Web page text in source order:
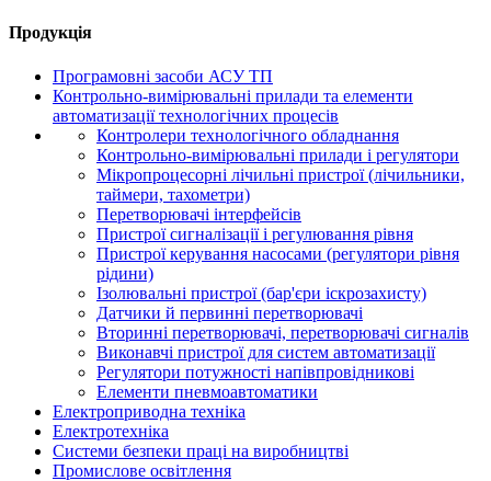
Продукція
Програмовні засоби АСУ ТП
Контрольно-вимірювальні прилади та елементи
автоматизації технологічних процесів
Контролери технологічного обладнання
Контрольно-вимірювальні прилади і регулятори
Мікропроцесорні лічильні пристрої (лічильники,
таймери, тахометри)
Перетворювачі інтерфейсів
Пристрої сигналізації і регулювання рівня
Пристрої керування насосами (регулятори рівня
рідини)
Ізолювальні пристрої (бар'єри іскрозахисту)
Датчики й первинні перетворювачі
Вторинні перетворювачі, перетворювачі сигналів
Виконавчі пристрої для систем автоматизації
Регулятори потужності напівпровідникові
Елементи пневмоавтоматики
Електроприводна техніка
Електротехніка
Системи безпеки праці на виробництві
Промислове освітлення